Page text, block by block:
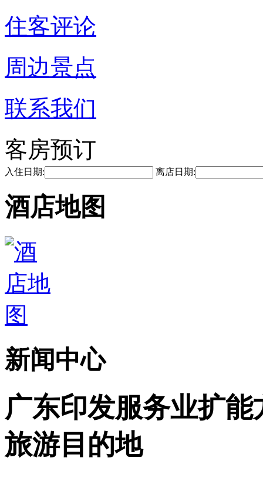
住客评论
周边景点
联系我们
客房预订
入住日期: 离店日期:
酒店地图
新闻中心
广东印发服务业扩
旅游目的地